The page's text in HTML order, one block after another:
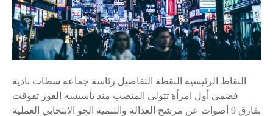
النقاط الرئيسية النقطة التفاصيل رئاسة جماعة سطات نادية
فضمي أول امرأة تتولى المنصب منذ تأسيسه الفوز تفوقت
بفارق 9 أصوات عن مرشح العدالة والتنمية الجو الانتخابي العملية